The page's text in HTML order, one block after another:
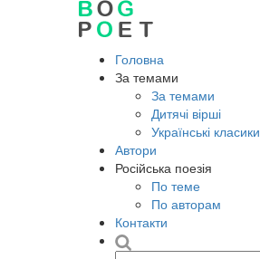
Головна
За темами
За темами
Дитячі вірші
Українські класики
Автори
Російська поезія
По теме
По авторам
Контакти